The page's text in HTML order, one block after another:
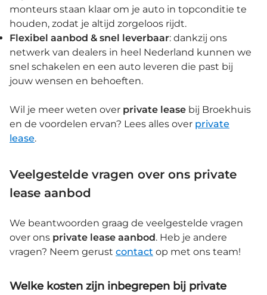
monteurs staan klaar om je auto in topconditie te
houden, zodat je altijd zorgeloos rijdt.
Flexibel aanbod & snel leverbaar: dankzij ons
netwerk van dealers in heel Nederland kunnen we
snel schakelen en een auto leveren die past bij
jouw wensen en behoeften.
Wil je meer weten over private lease bij Broekhuis
en de voordelen ervan? Lees alles over private
lease.
Veelgestelde vragen over ons private
lease aanbod
We beantwoorden graag de veelgestelde vragen
over ons private lease aanbod. Heb je andere
vragen? Neem gerust contact op met ons team!
Welke kosten zijn inbegrepen bij private